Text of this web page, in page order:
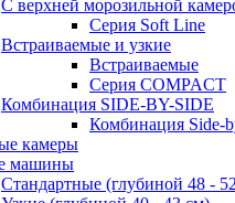
С верхней морозильной
Серия Soft Line
Встраиваемые и узкие
Встраиваемые
Серия СOMPACT
Комбинация SIDE-BY-SIDE
Комбинация Side-
камеры
машины
Стандартные (глубиной 48 -